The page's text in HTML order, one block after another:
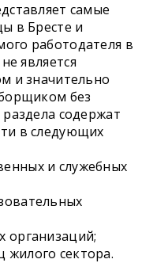
самые
в Бресте и
работодателя в
является
и значительно
без
содержат
в следующих
и служебных
организаций;
сектора.